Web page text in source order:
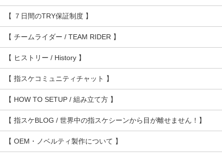
【 ７日間のTRY保証制度 】
【 チームライダー / TEAM RIDER 】
【 ヒストリー / History 】
【 指スケコミュニティチャット 】
【 HOW TO SETUP / 組み立て方 】
【 指スケBLOG / 世界中の指スケシーンから目が離せません！】
【 OEM・ノベルティ製作について 】